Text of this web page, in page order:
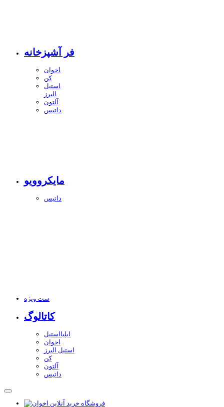
فر آشپزخانه
اخوان
کن
استیل
البرز
آلتون
داتیس
مایکروویو
داتیس
ست ویژه
کاتالوگ
ایلیااستیل
اخوان
استیل البرز
کن
آلتون
داتیس